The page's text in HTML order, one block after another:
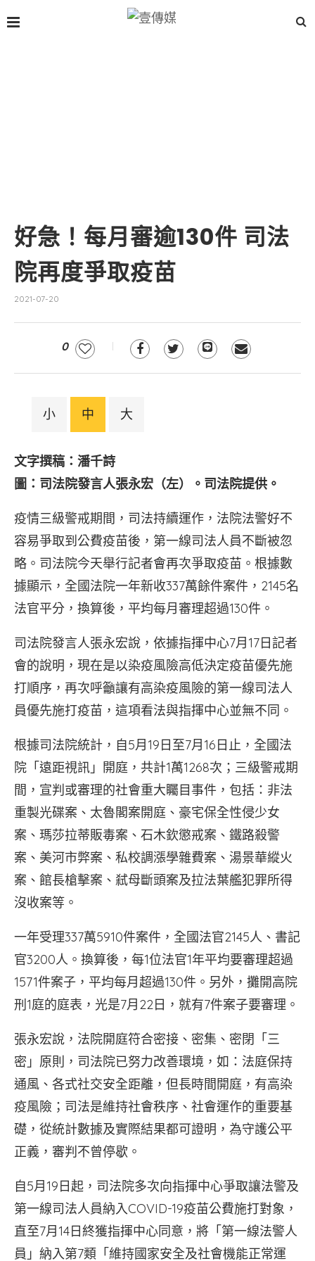
好急！每月審逾130件 司法
院再度爭取疫苗
2021-07-20
0
小 中 大
文字撰稿：潘千詩
圖：司法院發言人張永宏（左）。司法院提供。
疫情三級警戒期間，司法持續運作，法院法警好不
容易爭取到公費疫苗後，第一線司法人員不斷被忽
略。司法院今天舉行記者會再次爭取疫苗。根據數
據顯示，全國法院一年新收337萬餘件案件，2145名
法官平分，換算後，平均每月審理超過130件。
司法院發言人張永宏說，依據指揮中心7月17日記者
會的說明，現在是以染疫風險高低決定疫苗優先施
打順序，再次呼籲讓有高染疫風險的第一線司法人
員優先施打疫苗，這項看法與指揮中心並無不同。
根據司法院統計，自5月19日至7月16日止，全國法
院「遠距視訊」開庭，共計1萬1268次；三級警戒期
間，宣判或審理的社會重大矚目事件，包括：非法
重製光碟案、太魯閣案開庭、豪宅保全性侵少女
案、瑪莎拉蒂販毒案、石木欽懲戒案、鐵路殺警
案、美河市弊案、私校調漲學雜費案、湯景華縱火
案、館長槍擊案、弒母斷頭案及拉法葉艦犯罪所得
沒收案等。
一年受理337萬5910件案件，全國法官2145人、書記
官3200人。換算後，每1位法官1年平均要審理超過
1571件案子，平均每月超過130件。另外，攤開高院
刑1庭的庭表，光是7月22日，就有7件案子要審理。
張永宏說，法院開庭符合密接、密集、密閉「三
密」原則，司法院已努力改善環境，如：法庭保持
通風、各式社交安全距離，但長時間開庭，有高染
疫風險；司法是維持社會秩序、社會運作的重要基
礎，從統計數據及實際結果都可證明，為守護公平
正義，審判不曾停歇。
自5月19日起，司法院多次向指揮中心爭取讓法警及
第一線司法人員納入COVID-19疫苗公費施打對象，
直至7月14日終獲指揮中心同意，將「第一線法警人
員」納入第7類「維持國家安全及社會機能正常運